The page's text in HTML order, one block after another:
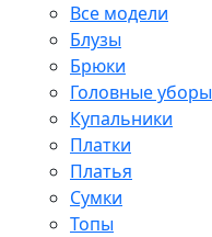
Все модели
Блузы
Брюки
Головные уборы
Купальники
Платки
Платья
Сумки
Топы